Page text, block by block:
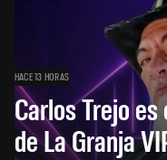
HACE 13 HORAS
Carlos Trejo
de La Granja